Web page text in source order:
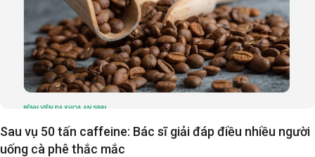
Sau vụ 50 tấn caffeine: Bác sĩ giải đáp điều nhiều người
uống cà phê thắc mắc